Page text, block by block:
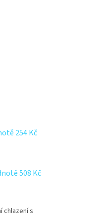
254 Kč
508 Kč
chlazení s